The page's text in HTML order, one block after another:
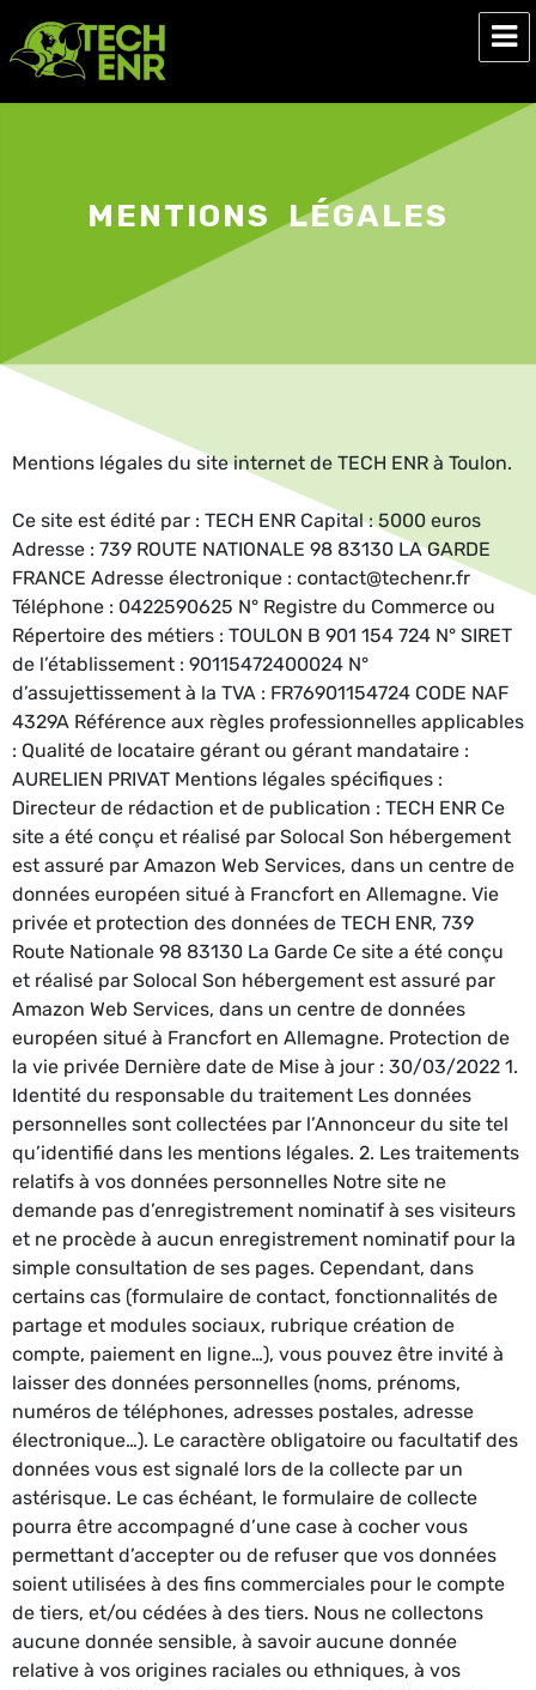
Tech ENR
MENTIONS LÉGALES
Mentions légales du site internet de TECH ENR à Toulon.
Ce site est édité par : TECH ENR Capital : 5000 euros
Adresse : 739 ROUTE NATIONALE 98 83130 LA GARDE
FRANCE Adresse électronique : contact@techenr.fr
Téléphone : 0422590625 N° Registre du Commerce ou
Répertoire des métiers : TOULON B 901 154 724 N° SIRET
de l’établissement : 90115472400024 N°
d’assujettissement à la TVA : FR76901154724 CODE NAF
4329A Référence aux règles professionnelles applicables
: Qualité de locataire gérant ou gérant mandataire :
AURELIEN PRIVAT Mentions légales spécifiques :
Directeur de rédaction et de publication : TECH ENR Ce
site a été conçu et réalisé par Solocal Son hébergement
est assuré par Amazon Web Services, dans un centre de
données européen situé à Francfort en Allemagne. Vie
privée et protection des données de TECH ENR, 739
Route Nationale 98 83130 La Garde Ce site a été conçu
et réalisé par Solocal Son hébergement est assuré par
Amazon Web Services, dans un centre de données
européen situé à Francfort en Allemagne. Protection de
la vie privée Dernière date de Mise à jour : 30/03/2022 1.
Identité du responsable du traitement Les données
personnelles sont collectées par l’Annonceur du site tel
qu’identifié dans les mentions légales. 2. Les traitements
relatifs à vos données personnelles Notre site ne
demande pas d’enregistrement nominatif à ses visiteurs
et ne procède à aucun enregistrement nominatif pour la
simple consultation de ses pages. Cependant, dans
certains cas (formulaire de contact, fonctionnalités de
partage et modules sociaux, rubrique création de
compte, paiement en ligne…), vous pouvez être invité à
laisser des données personnelles (noms, prénoms,
numéros de téléphones, adresses postales, adresse
électronique…). Le caractère obligatoire ou facultatif des
données vous est signalé lors de la collecte par un
astérisque. Le cas échéant, le formulaire de collecte
pourra être accompagné d’une case à cocher vous
permettant d’accepter ou de refuser que vos données
soient utilisées à des fins commerciales pour le compte
de tiers, et/ou cédées à des tiers. Nous ne collectons
aucune donnée sensible, à savoir aucune donnée
relative à vos origines raciales ou ethniques, à vos